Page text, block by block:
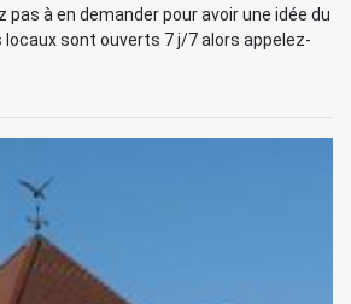
pas à en demander pour avoir une idée du
locaux sont ouverts 7 j/7 alors appelez-